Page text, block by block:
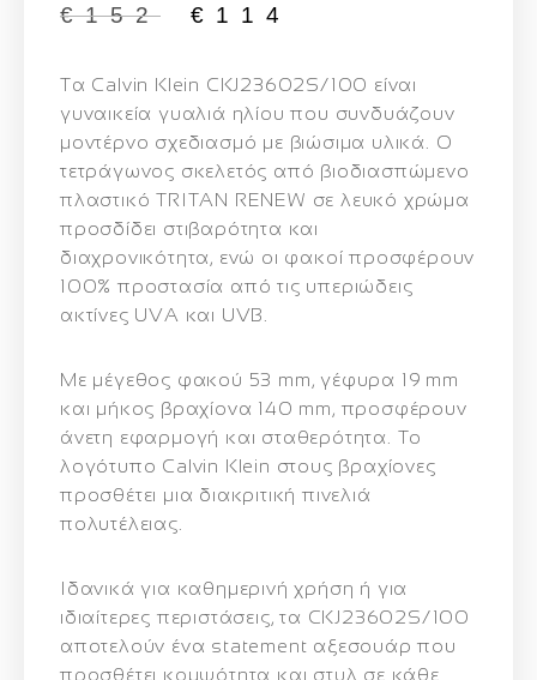
€152 € 114
Τα Calvin Klein CKJ23602S/100 είναι
γυναικεία γυαλιά ηλίου που συνδυάζουν
μοντέρνο σχεδιασμό με βιώσιμα υλικά. Ο
τετράγωνος σκελετός από βιοδιασπώμενο
πλαστικό TRITAN RENEW σε λευκό χρώμα
προσδίδει στιβαρότητα και
διαχρονικότητα, ενώ οι φακοί προσφέρουν
100% προστασία από τις υπεριώδεις
ακτίνες UVA και UVB.
Με μέγεθος φακού 53 mm, γέφυρα 19 mm
και μήκος βραχίονα 140 mm, προσφέρουν
άνετη εφαρμογή και σταθερότητα. Το
λογότυπο Calvin Klein στους βραχίονες
προσθέτει μια διακριτική πινελιά
πολυτέλειας.
Ιδανικά για καθημερινή χρήση ή για
ιδιαίτερες περιστάσεις, τα CKJ23602S/100
αποτελούν ένα statement αξεσουάρ που
προσθέτει κομψότητα και στυλ σε κάθε